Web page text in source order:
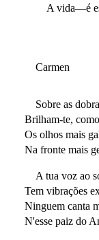
A vida—é
Carmen
Sobre as
Brilham-te,
Os olhos mais
Na fronte mais
A tua voz ao
Tem vibrações
Ninguem canta
N'esse paiz do